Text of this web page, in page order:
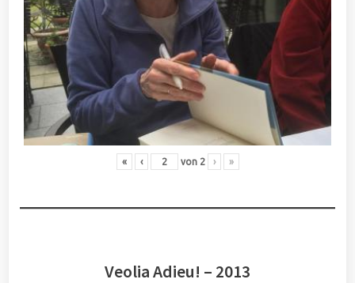
« ‹ von 2 › »
Veolia Adieu! – 2013